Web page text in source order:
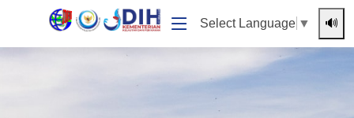
Select Language ▼ 🔊